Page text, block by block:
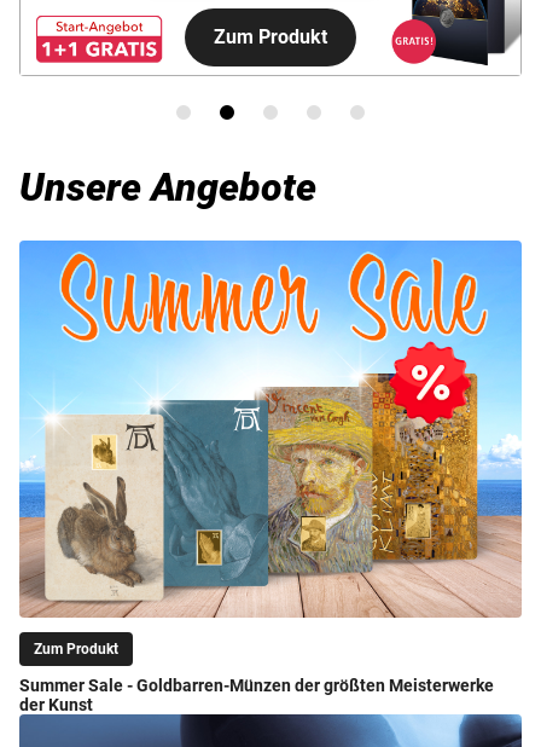
Zum Produkt
Unsere Angebote
Zum Produkt
Summer Sale - Goldbarren-Münzen der größten Meisterwerke
der Kunst